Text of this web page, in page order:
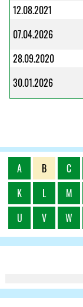
12.08.2021
07.04.2026
28.09.2020
30.01.2026
A B C
K
L M
U
V W